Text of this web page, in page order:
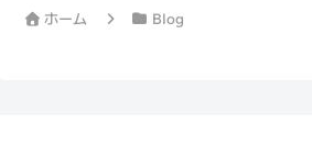
ホーム
Blog